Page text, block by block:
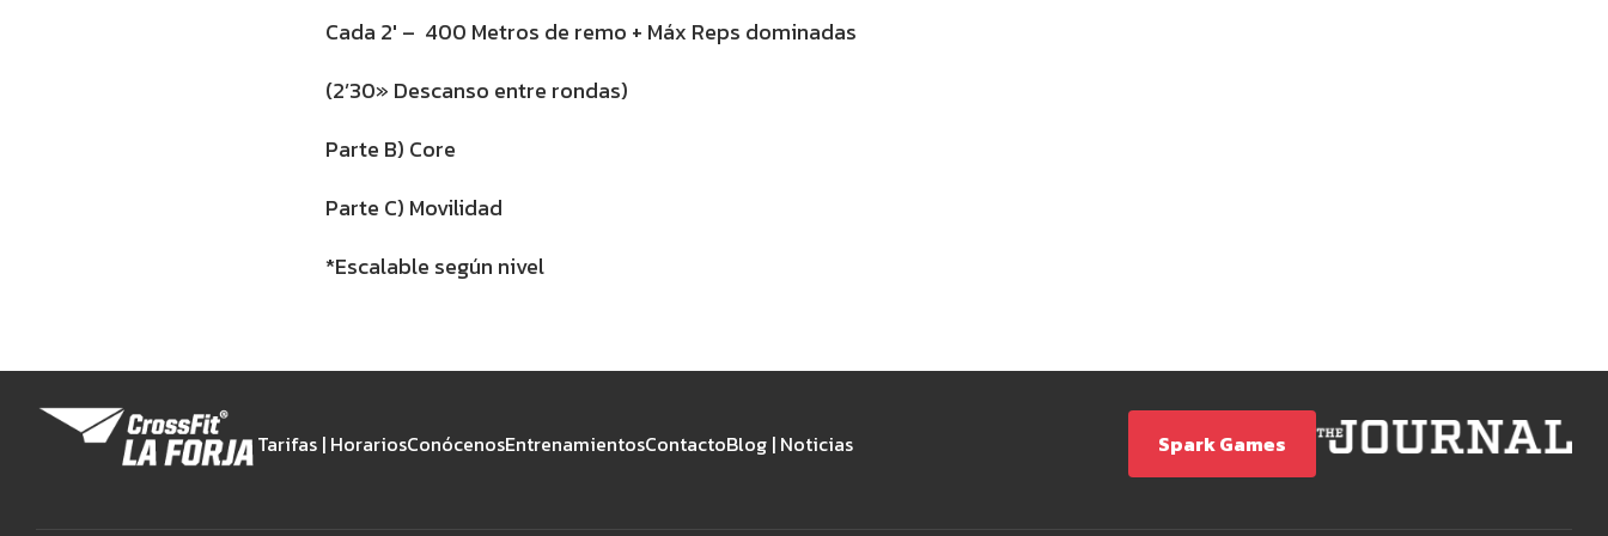
Cada 2′ – 400 Metros de remo + Máx Reps dominadas
(2’30» Descanso entre rondas)
Parte B) Core
Parte C) Movilidad
*Escalable según nivel
Tarifas | HorariosConócenosEntrenamientosContactoBlog | Noticias Spark Games